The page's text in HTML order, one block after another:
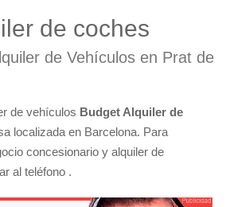
de coches
de Vehículos en Prat de
de vehículos Budget Alquiler de
localizada en Barcelona. Para
concesionario y alquiler de
al teléfono .